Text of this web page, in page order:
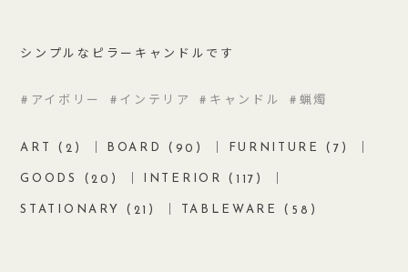
シンプルなピラーキャンドルです
アイボリー インテリア キャンドル 蝋燭
ART ( 2 ) BOARD ( 90 ) FURNITURE (7 )
GOODS (20 ) INTERIOR ( 117 )
STATIONARY ( 21 ) TABLEWARE ( 58 )